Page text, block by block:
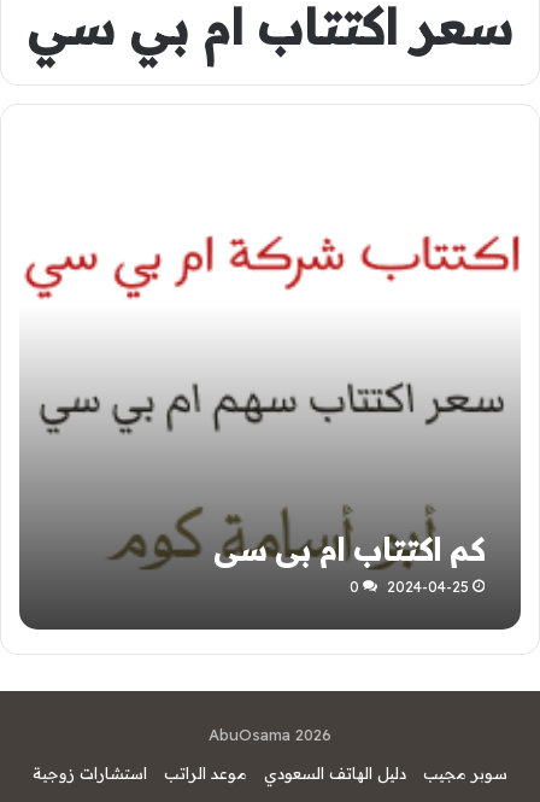
سعر اكتتاب ام بي سي
كم اكتتاب ام بي سي
2024-04-25
0
AbuOsama 2026
سوبر مجيب
دليل الهاتف السعودي موعد الراتب استشارات زوجية